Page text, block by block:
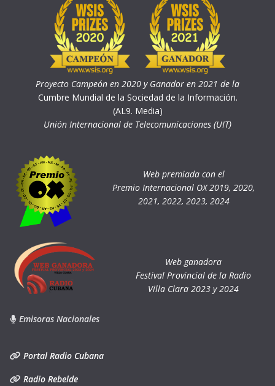
Proyecto Campeón en 2020 y Ganador en 2021 de la
Cumbre Mundial de la Sociedad de la Información.
(AL9. Media)
Unión Internacional de Telecomunicaciones (UIT)
Web premiada con el
Premio Internacional OX 2019, 2020,
2021, 2022, 2023, 2024
Web ganadora
Festival Provincial de la Radio
Villa Clara 2023 y 2024
Emisoras Nacionales
Portal Radio Cubana
Radio Rebelde